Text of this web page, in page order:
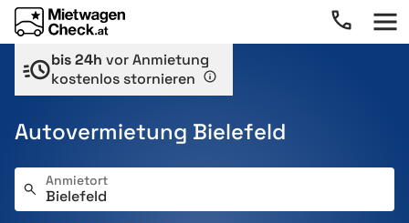
bis 24h vor Anmietung
kostenlos stornieren
Autovermietung Bielefeld
Anmietort